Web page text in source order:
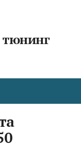
тюнинг